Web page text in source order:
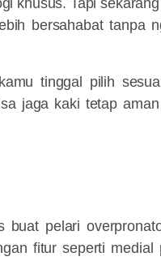
khusus. Tapi
bersahabat tanpa
tinggal pilih
jaga kaki tetap
buat pelari
fitur seperti medial